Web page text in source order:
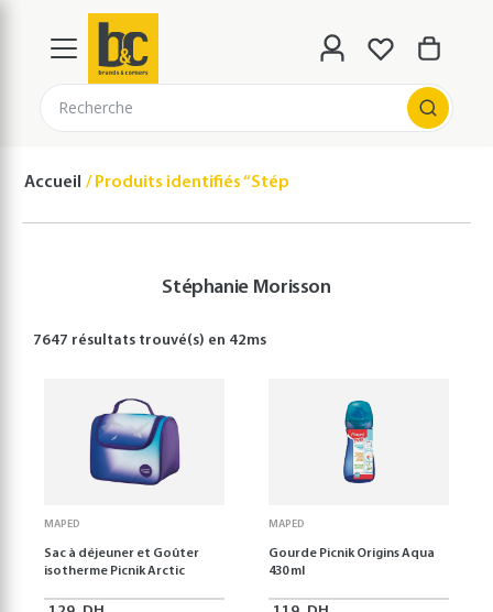
Recherche
Accueil Produits identifiés “Stéphanie Morisson”
Stéphanie Morisson
7647 résultats trouvé(s) en 42ms
MAPED
Sac à déjeuner et Goûter
isotherme Picnik Arctic
MAPED
Gourde Picnik Origins Aqua
430 ml